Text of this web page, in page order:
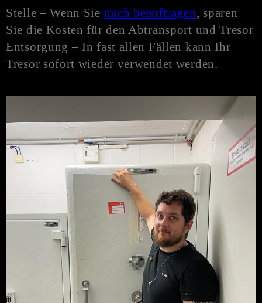
Stelle – Wenn Sie mich beauftragen, sparen
Sie die Kosten für den Abtransport und Tresor
Entsorgung – In fast allen Fällen kann Ihr
Tresor sofort wieder verwendet werden.